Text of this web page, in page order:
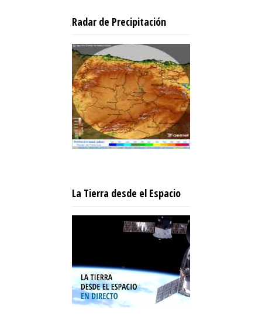
Radar de Precipitación
La Tierra desde el Espacio